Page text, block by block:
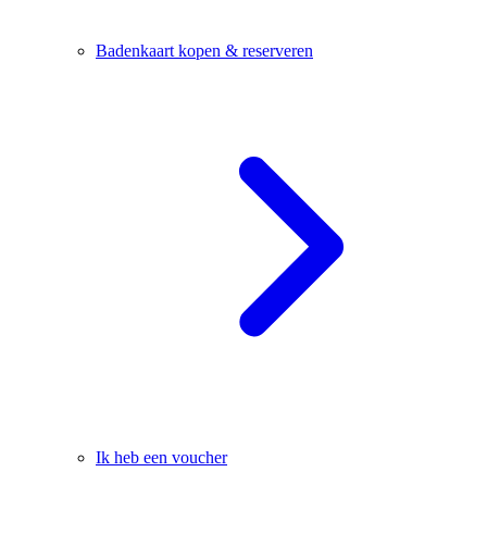
Badenkaart kopen & reserveren
Ik heb een voucher